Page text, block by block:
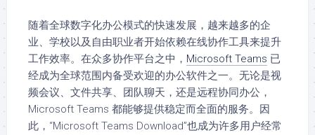
随着全球数字化办公模式的快速发展，越来越多的企
业、学校以及自由职业者开始依赖在线协作工具来提升
工作效率。在众多协作平台之中， Microsoft Teams 已
经成为全球范围内备受欢迎的办公软件之一。无论是视
频会议、文件共享、团队聊天，还是远程协同办公，
Microsoft Teams 都能够提供稳定而全面的服务。因
此，“Microsoft Teams Download”也成为许多用户经常